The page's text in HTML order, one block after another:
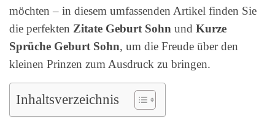
möchten – in diesem umfassenden Artikel finden Sie
die perfekten Zitate Geburt Sohn und Kurze
Sprüche Geburt Sohn, um die Freude über den
kleinen Prinzen zum Ausdruck zu bringen.
Inhaltsverzeichnis